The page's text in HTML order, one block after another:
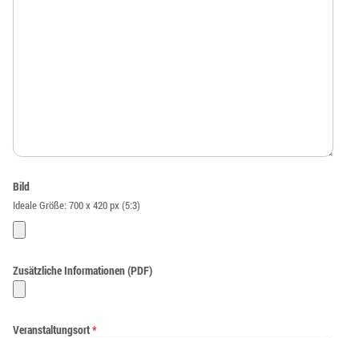
Bild
Ideale Größe: 700 x 420 px (5:3)
Zusätzliche Informationen (PDF)
Veranstaltungsort*